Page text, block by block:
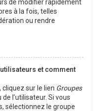
de modifier rapidement
à la fois, telles
ou rendre
et comment
cliquez sur le lien Groupes
l’utilisateur. Si vous
sélectionnez le groupe